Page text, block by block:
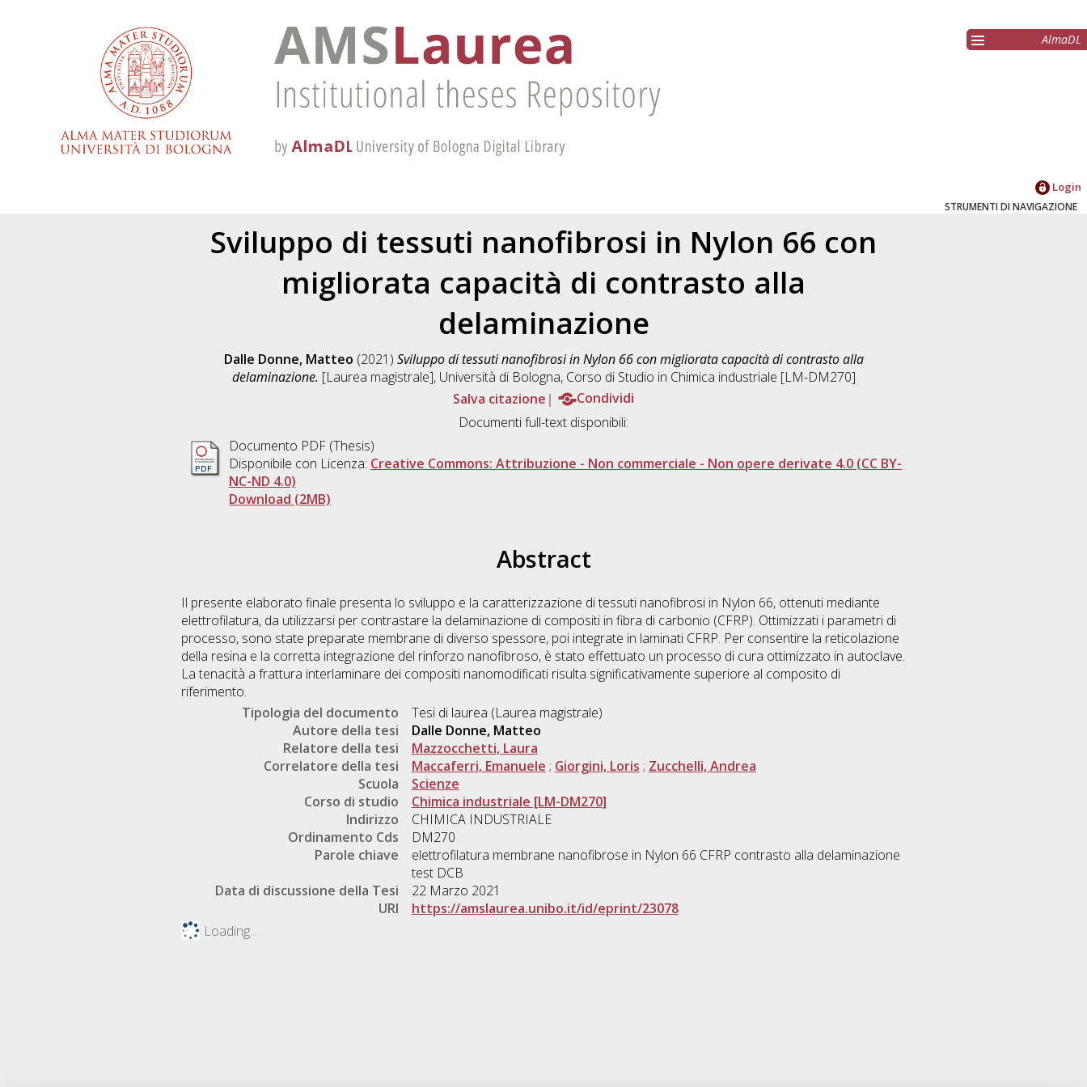
AlmaDL
Login
STRUMENTI DI NAVIGAZIONE
Sviluppo di tessuti nanofibrosi in Nylon 66 con
migliorata capacità di contrasto alla
delaminazione
Dalle Donne, Matteo (2021) Sviluppo di tessuti nanofibrosi in Nylon 66 con migliorata capacità di contrasto alla
delaminazione. [Laurea magistrale], Università di Bologna, Corso di Studio in Chimica industriale [LM-DM270]
Salva citazione
Condividi
Documenti full-text disponibili:
Documento PDF (Thesis)
Disponibile con Licenza: Creative Commons: Attribuzione - Non commerciale - Non opere derivate 4.0 (CC BY-
NC-ND 4.0)
Download (2MB)
Abstract
Il presente elaborato finale presenta lo sviluppo e la caratterizzazione di tessuti nanofibrosi in Nylon 66, ottenuti mediante
elettrofilatura, da utilizzarsi per contrastare la delaminazione di compositi in fibra di carbonio (CFRP). Ottimizzati i parametri di
processo, sono state preparate membrane di diverso spessore, poi integrate in laminati CFRP. Per consentire la reticolazione
della resina e la corretta integrazione del rinforzo nanofibroso, è stato effettuato un processo di cura ottimizzato in autoclave.
La tenacità a frattura interlaminare dei compositi nanomodificati risulta significativamente superiore al composito di
riferimento.
Tipologia del documento
Tesi di laurea (Laurea magistrale)
Autore della tesi
Dalle Donne, Matteo
Relatore della tesi
Mazzocchetti, Laura
Correlatore della tesi
Maccaferri, Emanuele ; Giorgini, Loris ; Zucchelli, Andrea
Scuola
Scienze
Corso di studio
Chimica industriale [LM-DM270]
Indirizzo
CHIMICA INDUSTRIALE
Ordinamento Cds
DM270
Parole chiave
elettrofilatura membrane nanofibrose in Nylon 66 CFRP contrasto alla delaminazione
test DCB
Data di discussione della Tesi
22 Marzo 2021
URI
https://amslaurea.unibo.it/id/eprint/23078
Loading...